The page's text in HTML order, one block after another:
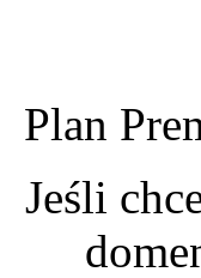
Plan
Jeśli